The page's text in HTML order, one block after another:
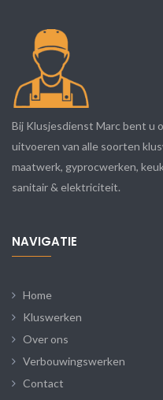
Bij Klusjesdienst Marc bent u
uitvoeren van alle soorten
maatwerk, gyprocwerken,
sanitair & elektriciteit.
NAVIGATIE
Home
Kluswerken
Over ons
Verbouwingswerken
Contact